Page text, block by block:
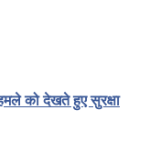
को देखते हुए सुरक्षा